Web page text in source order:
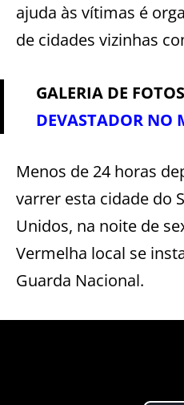
ajuda às vítimas é
de cidades vizinhas
GALERIA DE FOTOS
DEVASTADOR NO
Menos de 24 horas
varrer esta cidade do
Unidos, na noite de
Vermelha local se
Guarda Nacional.